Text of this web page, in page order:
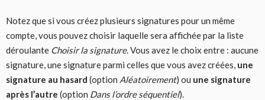
Notez que si vous créez plusieurs signatures pour un même
compte, vous pouvez choisir laquelle sera affichée par la liste
déroulante Choisir la signature. Vous avez le choix entre : aucune
signature, une signature parmi celles que vous avez créées, une
signature au hasard (option Aléatoirement) ou une signature
après l’autre (option Dans l’ordre séquentiel).